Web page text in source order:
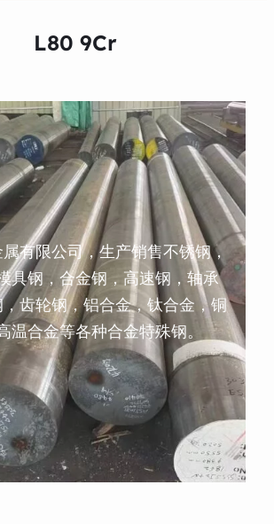
L80 9Cr
有限公司，生产销售不锈钢，
具钢，合金钢，高速钢，轴承
齿轮钢，铝合金，钛合金，铜
温合金等各种合金特殊钢。